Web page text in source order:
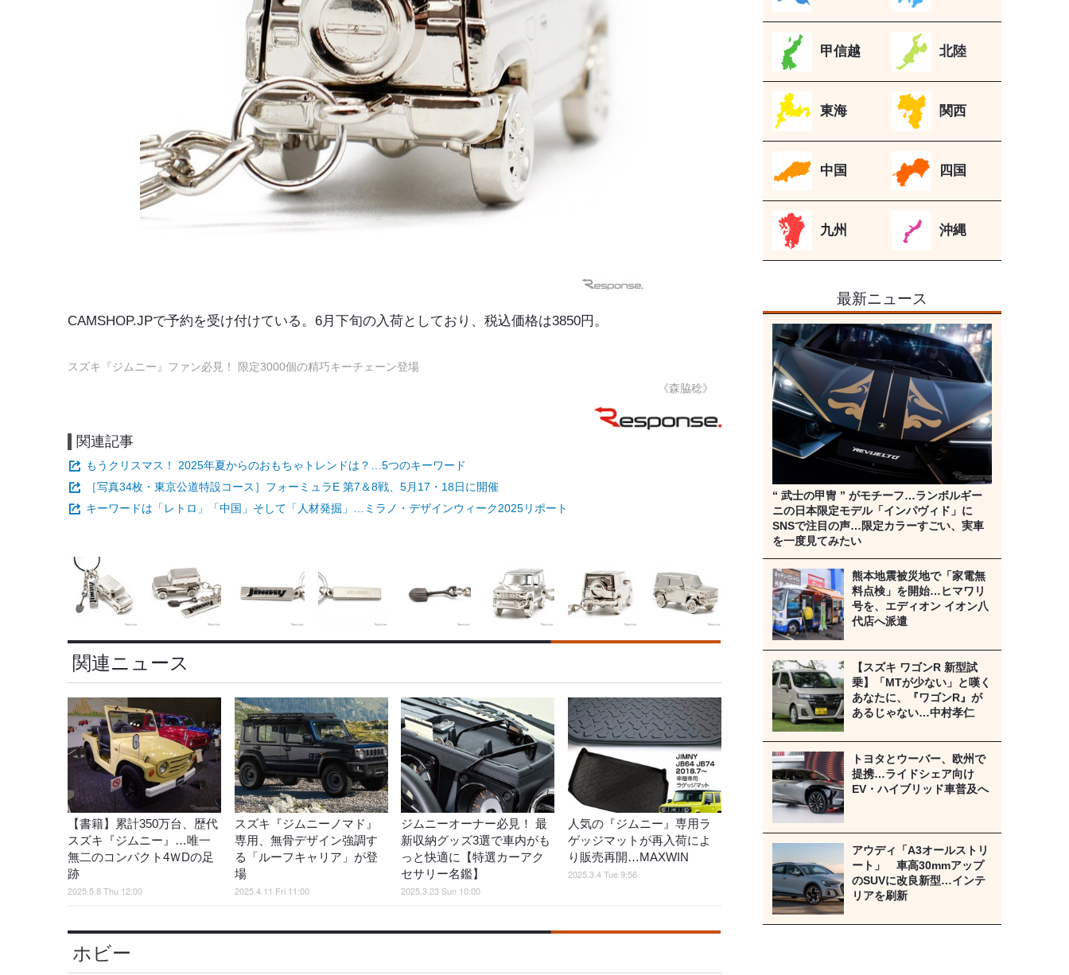
CAMSHOP.JPで予約を受け付けている。6月下旬の入荷としており、税込価格は3850円。
スズキ『ジムニー』ファン必見！ 限定3000個の精巧キーチェーン登場
《森脇稔》
関連記事
もうクリスマス！ 2025年夏からのおもちゃトレンドは？…5つのキーワード
［写真34枚・東京公道特設コース］フォーミュラE 第7＆8戦、5月17・18日に開催
キーワードは「レトロ」「中国」そして「人材発掘」…ミラノ・デザインウィーク2025リポート
関連ニュース
【書籍】累計350万台、歴代
スズキ『ジムニー』…唯一
無二のコンパクト4ＷDの足
跡
2025.5.8 Thu 12:00
スズキ『ジムニーノマド』
専用、無骨デザイン強調す
る「ルーフキャリア」が登
場
2025.4.11 Fri 11:00
ジムニーオーナー必見！ 最
新収納グッズ3選で車内がも
っと快適に【特選カーアク
セサリー名鑑】
2025.3.23 Sun 10:00
人気の『ジムニー』専用ラ
ゲッジマットが再入荷によ
り販売再開…MAXWIN
2025.3.4 Tue 9:56
ホビー
甲信越 北陸
東海 関西
中国 四国
九州 沖縄
最新ニュース
“ 武士の甲冑 ” がモチーフ…ランボルギー
ニの日本限定モデル「インパヴィド」に
SNSで注目の声…限定カラーすごい、実車
を一度見てみたい
熊本地震被災地で「家電無
料点検」を開始…ヒマワリ
号を、エディオン イオン八
代店へ派遣
【スズキ ワゴンR 新型試
乗】「MTが少ない」と嘆く
あなたに、『ワゴンR』が
あるじゃない…中村孝仁
トヨタとウーバー、欧州で
提携…ライドシェア向け
EV・ハイブリッド車普及へ
アウディ「A3オールストリ
ート」 車高30mmアップ
のSUVに改良新型…インテ
リアを刷新